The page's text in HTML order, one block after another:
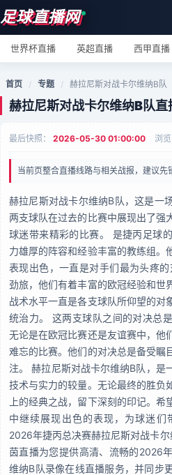
足球直播网
世界杯直播 英超直播 西甲直播
首页 / 专题 / 赫拉尼斯对战卡尔维纳B队
赫拉尼斯对战卡尔维纳B队直
最后快照： 2026-05-30 01:00:00 浏览
当前页整合直播线路与相关战报，建议先
赫拉尼斯对战卡尔维纳B队，这是一
两支球队在过去的比赛中展现出了强
球迷带来精彩的比赛。 是捷丙足球
力雄厚的阵容和经验丰富的教练组。
表现出色，一直是对手们最为头疼
劲旅，他们有着丰富的欧冠经验和世
战术水平一直是各支球队所仰望的对
统治力。 这两支球队之间的对决总
无论是在欧冠比赛还是友谊赛中，他
难忘的比赛。他们的对决总是备受瞩
注。 赫拉尼斯对战卡尔维纳B队，是
技术与实力的较量。无论最终的胜负
上的经典之战，留下深刻的印记。
中继续展现出色的表现，为球迷们
2026年捷丙总决赛赫拉尼斯对战卡
茵直播为您提供高清、流畅的2026
维纳B队录像在线直播服务，并同步